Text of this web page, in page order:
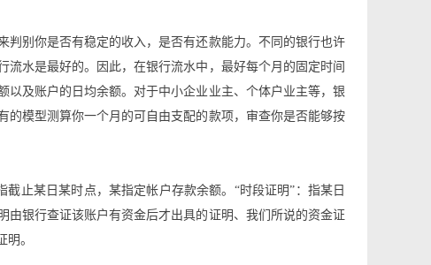
别你是否有稳定的收入，是否有还款能力。不同的银行也许
水是最好的。因此，在银行流水中，最好每个月的固定时间
及账户的日均余额。对于中小企业业主、个体户业主等，银
模型测算你一个月的可自由支配的款项，审查你是否能够按
止某日某时点，某指定帐户存款余额。“时段证明”：指某日
银行查证该账户有资金后才出具的证明、我们所说的资金证
。